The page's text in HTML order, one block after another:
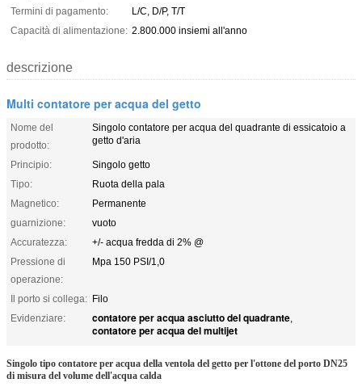
Termini di pagamento:
L/C, D/P, T/T
Capacità di alimentazione: 2.800.000 insiemi all'anno
descrizione
Multi contatore per acqua del getto
Nome del
prodotto:
Singolo contatore per acqua del quadrante di essicatoio a
getto d'aria
Principio:
Singolo getto
Tipo:
Ruota della pala
Magnetico:
Permanente
guarnizione:
vuoto
Accuratezza:
+/- acqua fredda di 2% @
Pressione di
operazione:
Mpa 150 PSI/1,0
Il porto si collega: Filo
Evidenziare:
contatore per acqua asciutto del quadrante,
contatore per acqua del multijet
Singolo tipo contatore per acqua della ventola del getto per l'ottone del porto DN25
di misura del volume dell'acqua calda